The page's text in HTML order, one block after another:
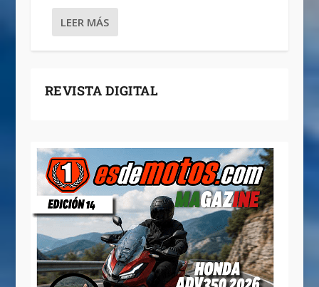
LEER MÁS
REVISTA DIGITAL